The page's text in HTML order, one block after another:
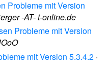
Probleme mit Version
-AT- t-online.de
Probleme mit Version
mit Version 5.3.4.2 ·